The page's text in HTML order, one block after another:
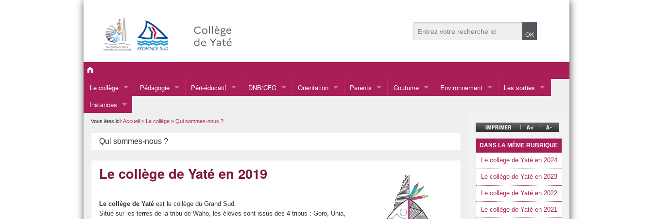
Le collège
Le mot du Principal
Qui sommes-nous ?
Où sommes-nous ?
Projets d’établissement
Nos anciens élèves
Pédagogie
Français
Anglais & Espagnol
Histoire-Géographie-EMC
Mathématiques
Péri-éducatif
Atelier Culture Mélanésienne
Atelier Jardinage
Atelier Ludothèque
DNB/CFG Orientation Parents Coutume Environnement
Les sorties
Les voyages à l’étranger
Instances
CA
CESC
Vous êtes ici: Accueil > Le collège > Qui sommes-nous ?
Qui sommes-nous ?
Le collège de Yaté en 2019
Le collège de Yaté est le collège du Grand Sud.
Situé sur les terres de la tribu de Waho, les élèves sont issus des 4 tribus : Goro, Unia,
DANS LA MÊME RUBRIQUE
Le collège de Yaté en 2024
Le collège de Yaté en 2023
Le collège de Yaté en 2022
Le collège de Yaté en 2021